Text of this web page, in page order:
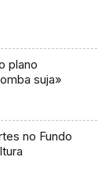
plano
suja»
no Fundo